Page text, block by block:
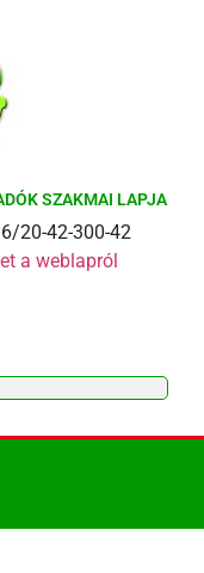
SZAKMAI LAPJA
20-42-300-42
a weblapról